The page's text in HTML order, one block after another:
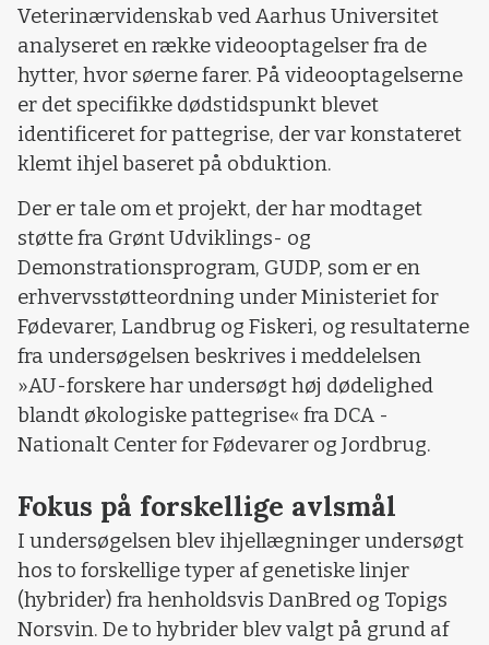
Veterinærvidenskab ved Aarhus Universitet
analyseret en række videooptagelser fra de
hytter, hvor søerne farer. På videooptagelserne
er det specifikke dødstidspunkt blevet
identificeret for pattegrise, der var konstateret
klemt ihjel baseret på obduktion.
Der er tale om et projekt, der har modtaget
støtte fra Grønt Udviklings- og
Demonstrationsprogram, GUDP, som er en
erhvervsstøtteordning under Ministeriet for
Fødevarer, Landbrug og Fiskeri, og resultaterne
fra undersøgelsen beskrives i meddelelsen
»AU-forskere har undersøgt høj dødelighed
blandt økologiske pattegrise« fra DCA -
Nationalt Center for Fødevarer og Jordbrug.
Fokus på forskellige avlsmål
I undersøgelsen blev ihjellægninger undersøgt
hos to forskellige typer af genetiske linjer
(hybrider) fra henholdsvis DanBred og Topigs
Norsvin. De to hybrider blev valgt på grund af